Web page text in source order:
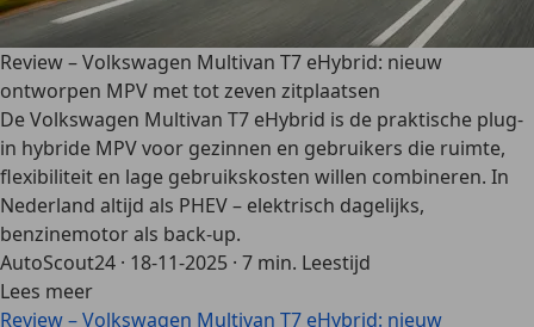
Review – Volkswagen Multivan T7 eHybrid: nieuw
ontworpen MPV met tot zeven zitplaatsen
De Volkswagen Multivan T7 eHybrid is de praktische plug-
in hybride MPV voor gezinnen en gebruikers die ruimte,
flexibiliteit en lage gebruikskosten willen combineren. In
Nederland altijd als PHEV – elektrisch dagelijks,
benzinemotor als back-up.
AutoScout24 · 18-11-2025 · 7 min. Leestijd
Lees meer
Review – Volkswagen Multivan T7 eHybrid: nieuw